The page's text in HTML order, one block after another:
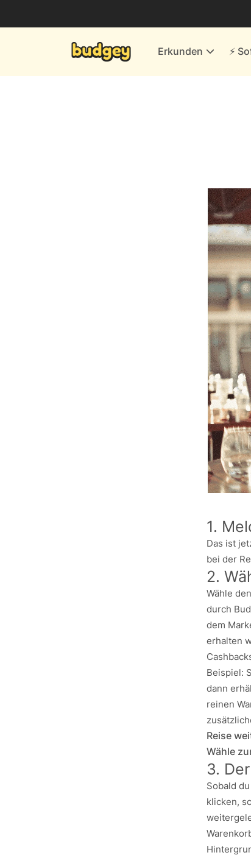
Erkunden ⚡️
Finanzen & Versicherungen
1.
Das ist
bei der
2.
Wähle
durch
dem
erhalten
Beispiel:
dann
reinen
Reise
Wähle
3.
Sobald
klicken,